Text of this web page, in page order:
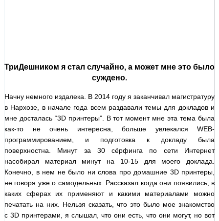
ТриДешником я стал случайно, а может мне это было
суждено.
Начну немного издалека. В 2014 году я заканчивал магистратуру
в Нархозе, в начале года всем раздавали темы для докладов и
мне досталась “3D принтеры”. В тот момент мне эта тема была
как-то не очень интересна, больше увлекался WEB-
программированием, и подготовка к докладу была
поверхностна. Минут за 30 сёрфинга по сети Интернет
насобирал материал минут на 10-15 для моего доклада.
Конечно, в нем не было ни слова про домашние 3D принтеры,
не говоря уже о самодельных. Рассказал когда они появились, в
каких сферах их применяют и какими материалами можно
печатать на них. Нельзя сказать, что это было мое знакомство
с 3D принтерами, я слышал, что они есть, что они могут, но вот